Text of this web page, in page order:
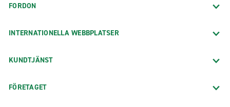
FORDON
INTERNATIONELLA WEBBPLATSER
KUNDTJÄNST
FÖRETAGET